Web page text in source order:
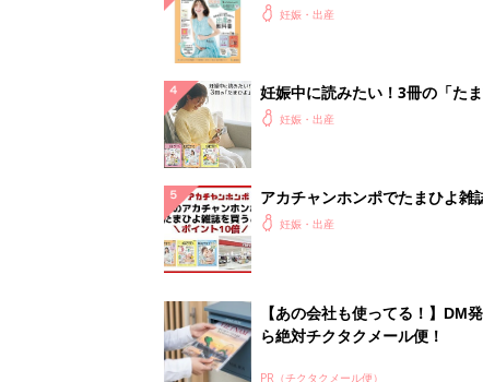
クラブ 夏号』〈スペシャル大特
妊娠・出産
妊娠中に読みたい！3冊の「た
よ」妊娠・出産
アカチャンホンポでたまひよ雑
うとポイント10倍【期間限定】
妊娠・出産
【あの会社も使ってる！】DM
ら絶対チクタクメール便！
PR（チクタクメール便）